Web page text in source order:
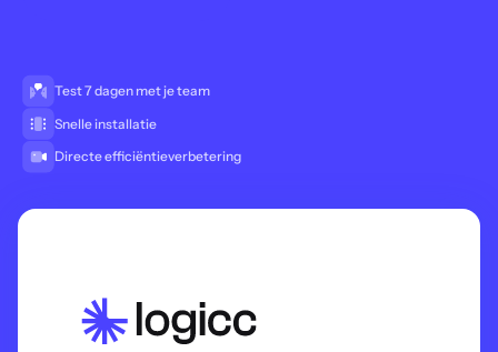
Test 7 dagen met je team
Snelle installatie
Directe efficiëntieverbetering